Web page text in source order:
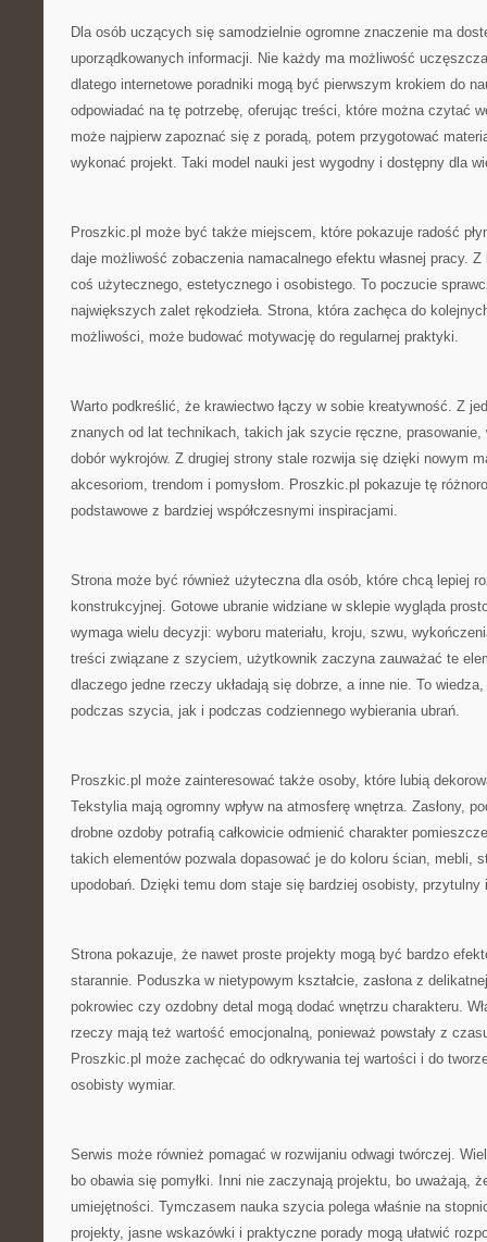
Dla osób uczących się samodzielnie ogromne znaczenie ma
uporządkowanych informacji. Nie każdy ma możliwość
dlatego internetowe poradniki mogą być pierwszym krokiem do
odpowiadać na tę potrzebę, oferując treści, które można czytać
może najpierw zapoznać się z poradą, potem przygotować
wykonać projekt. Taki model nauki jest wygodny i dostępny dla
Proszkic.pl może być także miejscem, które pokazuje radość
daje możliwość zobaczenia namacalnego efektu własnej pracy. Z
coś użytecznego, estetycznego i osobistego. To poczucie
największych zalet rękodzieła. Strona, która zachęca do
możliwości, może budować motywację do regularnej praktyki.
Warto podkreślić, że krawiectwo łączy w sobie kreatywność. Z
znanych od lat technikach, takich jak szycie ręczne,
dobór wykrojów. Z drugiej strony stale rozwija się dzięki nowym
akcesoriom, trendom i pomysłom. Proszkic.pl pokazuje tę
podstawowe z bardziej współczesnymi inspiracjami.
Strona może być również użyteczna dla osób, które chcą lepiej
konstrukcyjnej. Gotowe ubranie widziane w sklepie wygląda
wymaga wielu decyzji: wyboru materiału, kroju, szwu,
treści związane z szyciem, użytkownik zaczyna zauważać te
dlaczego jedne rzeczy układają się dobrze, a inne nie. To
podczas szycia, jak i podczas codziennego wybierania ubrań.
Proszkic.pl może zainteresować także osoby, które lubią
Tekstylia mają ogromny wpływ na atmosferę wnętrza. Zasłony,
drobne ozdoby potrafią całkowicie odmienić charakter
takich elementów pozwala dopasować je do koloru ścian, mebli,
upodobań. Dzięki temu dom staje się bardziej osobisty, przytulny
Strona pokazuje, że nawet proste projekty mogą być bardzo
starannie. Poduszka w nietypowym kształcie, zasłona z
pokrowiec czy ozdobny detal mogą dodać wnętrzu charakteru.
rzeczy mają też wartość emocjonalną, ponieważ powstały z
Proszkic.pl może zachęcać do odkrywania tej wartości i do
osobisty wymiar.
Serwis może również pomagać w rozwijaniu odwagi twórczej.
bo obawia się pomyłki. Inni nie zaczynają projektu, bo uważają,
umiejętności. Tymczasem nauka szycia polega właśnie na
projekty, jasne wskazówki i praktyczne porady mogą ułatwić